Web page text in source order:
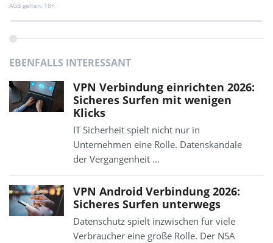
AGB gelten, 18+
EBENFALLS INTERESSANT
VPN Verbindung einrichten 2026:
Sicheres Surfen mit wenigen
Klicks
IT Sicherheit spielt nicht nur in
Unternehmen eine Rolle. Datenskandale
der Vergangenheit ...
VPN Android Verbindung 2026:
Sicheres Surfen unterwegs
Datenschutz spielt inzwischen für viele
Verbraucher eine große Rolle. Der NSA